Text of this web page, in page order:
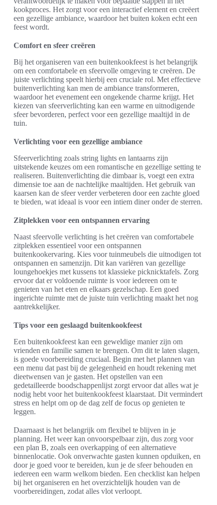
kookproces. Het zorgt voor een interactief element en creëert
een gezellige ambiance, waardoor het buiten koken echt een
feest wordt.
Comfort en sfeer creëren
Bij het organiseren van een buitenkookfeest is het belangrijk
om een comfortabele en sfeervolle omgeving te creëren. De
juiste verlichting speelt hierbij een cruciale rol. Met effectieve
buitenverlichting kan men de ambiance transformeren,
waardoor het evenement een ongekende charme krijgt. Het
kiezen van sfeerverlichting kan een warme en uitnodigende
sfeer bevorderen, perfect voor een gezellige maaltijd in de
tuin.
Verlichting voor een gezellige ambiance
Sfeerverlichting zoals string lights en lantaarns zijn
uitstekende keuzes om een romantische en gezellige setting te
realiseren. Buitenverlichting die dimbaar is, voegt een extra
dimensie toe aan de nachtelijke maaltijden. Het gebruik van
kaarsen kan de sfeer verder verbeteren door een zachte gloed
te bieden, wat ideaal is voor een intiem diner onder de sterren.
Zitplekken voor een ontspannen ervaring
Naast sfeervolle verlichting is het creëren van comfortabele
zitplekken essentieel voor een ontspannen
buitenkookervaring. Kies voor tuinmeubels die uitnodigen tot
ontspannen en samenzijn. Dit kan variëren van gezellige
loungehoekjes met kussens tot klassieke picknicktafels. Zorg
ervoor dat er voldoende ruimte is voor iedereen om te
genieten van het eten en elkaars gezelschap. Een goed
ingerichte ruimte met de juiste tuin verlichting maakt het nog
aantrekkelijker.
Tips voor een geslaagd buitenkookfeest
Een buitenkookfeest kan een geweldige manier zijn om
vrienden en familie samen te brengen. Om dit te laten slagen,
is goede voorbereiding cruciaal. Begin met het plannen van
een menu dat past bij de gelegenheid en houdt rekening met
dieetwensen van je gasten. Het opstellen van een
gedetailleerde boodschappenlijst zorgt ervoor dat alles wat je
nodig hebt voor het buitenkookfeest klaarstaat. Dit vermindert
stress en helpt om op de dag zelf de focus op genieten te
leggen.
Daarnaast is het belangrijk om flexibel te blijven in je
planning. Het weer kan onvoorspelbaar zijn, dus zorg voor
een plan B, zoals een overkapping of een alternatieve
binnenlocatie. Ook onverwachte gasten kunnen opduiken, en
door je goed voor te bereiden, kun je de sfeer behouden en
iedereen een warm welkom bieden. Een checklist kan helpen
bij het organiseren en het overzichtelijk houden van de
voorbereidingen, zodat alles vlot verloopt.